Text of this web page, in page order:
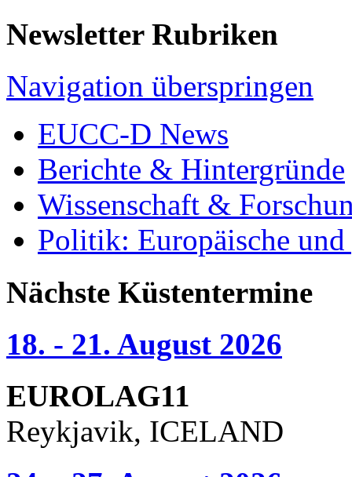
Newsletter Rubriken
Navigation überspringen
EUCC-D News
Berichte & Hintergründe
Wissenschaft &
Politik: Europäische
Nächste Küstentermine
18. - 21. August 2026
EUROLAG11
Reykjavik, ICELAND